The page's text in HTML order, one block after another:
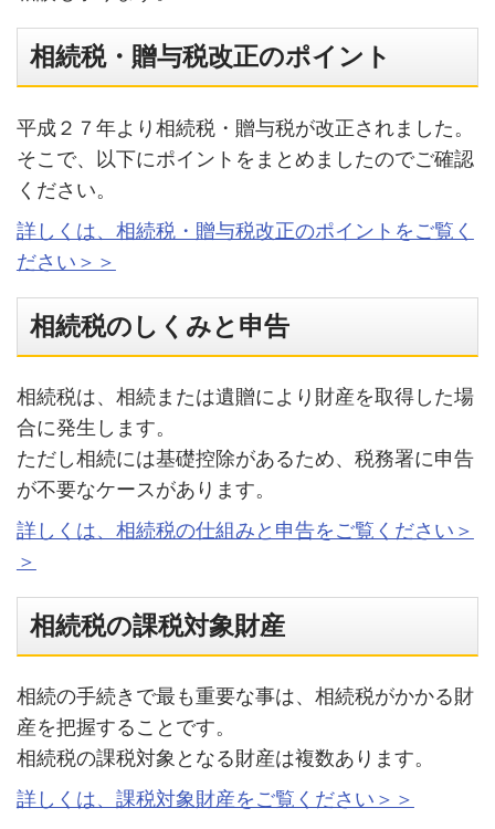
相続税・贈与税改正のポイント
平成２７年より相続税・贈与税が改正されました。
そこで、以下にポイントをまとめましたのでご確認
ください。
詳しくは、相続税・贈与税改正のポイントをご覧く
ださい＞＞
相続税のしくみと申告
相続税は、相続または遺贈により財産を取得した場
合に発生します。
ただし相続には基礎控除があるため、税務署に申告
が不要なケースがあります。
詳しくは、相続税の仕組みと申告をご覧ください＞
＞
相続税の課税対象財産
相続の手続きで最も重要な事は、相続税がかかる財
産を把握することです。
相続税の課税対象となる財産は複数あります。
詳しくは、課税対象財産をご覧ください＞＞